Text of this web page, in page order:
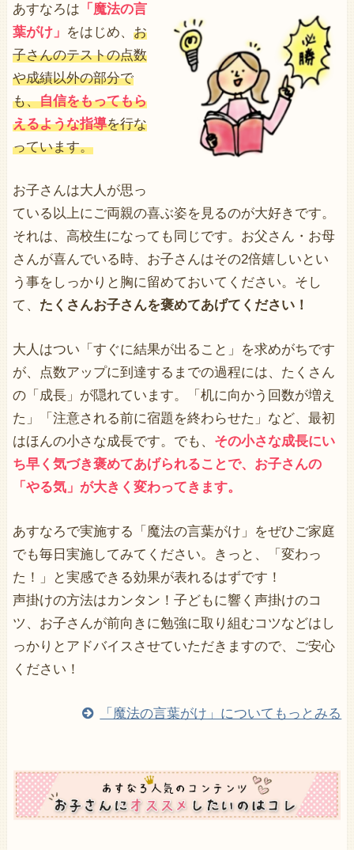
あすなろは 「魔法の言
葉がけ」 をはじめ、 お
子さんのテストの点数
や成績以外の部分で
も、自信をもってもら
えるような指導を行な
っています。
お子さんは大人が思っ
ている以上にご両親の喜ぶ姿を見るのが大好きです。
それは、高校生になっても同じです。お父さん・お母
さんが喜んでいる時、お子さんはその2倍嬉しいとい
う事をしっかりと胸に留めておいてください。そし
て、 たくさんお子さんを褒めてあげてください！
大人はつい「すぐに結果が出ること」を求めがちです
が、点数アップに到達するまでの過程には、たくさん
の「成長」が隠れています。「机に向かう回数が増え
た」「注意される前に宿題を終わらせた」など、最初
はほんの小さな成長です。でも、 その小さな成長にい
ち早く気づき褒めてあげられることで、お子さんの
「やる気」が大きく変わってきます。
あすなろで実施する「魔法の言葉がけ」をぜひご家庭
でも毎日実施してみてください。きっと、「変わっ
た！」と実感できる効果が表れるはずです！
声掛けの方法はカンタン！子どもに響く声掛けのコ
ツ、お子さんが前向きに勉強に取り組むコツなどはし
っかりとアドバイスさせていただきますので、ご安心
ください！
「魔法の言葉がけ」についてもっとみる